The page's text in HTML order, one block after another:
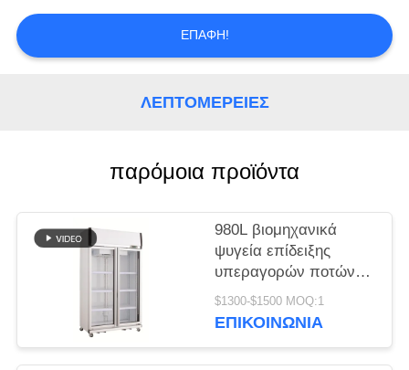
ΕΙΔΉΣΕΙΣ
PRIVACY
POLICY
ΕΠΑΦΉ!
ΛΕΠΤΟΜΈΡΕΙΕΣ
παρόμοια προϊόντα
980L βιομηχανικά
ψυγεία επίδειξης
υπεραγορών ποτών
εξοπλισμού ψύξης
κατακόρυφα
$1300-$1500 MOQ:1
ΕΠΙΚΟΙΝΩΝΊΑ